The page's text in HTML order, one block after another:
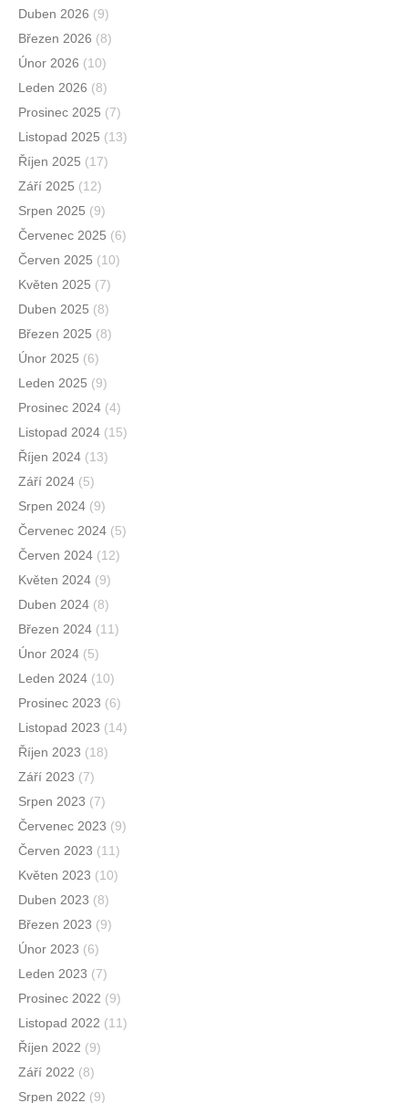
Duben 2026 (9)
Březen 2026 (8)
Únor 2026 (10)
Leden 2026 (8)
Prosinec 2025 (7)
Listopad 2025 (13)
Říjen 2025 (17)
Září 2025 (12)
Srpen 2025 (9)
Červenec 2025 (6)
Červen 2025 (10)
Květen 2025 (7)
Duben 2025 (8)
Březen 2025 (8)
Únor 2025 (6)
Leden 2025 (9)
Prosinec 2024 (4)
Listopad 2024 (15)
Říjen 2024 (13)
Září 2024 (5)
Srpen 2024 (9)
Červenec 2024 (5)
Červen 2024 (12)
Květen 2024 (9)
Duben 2024 (8)
Březen 2024 (11)
Únor 2024 (5)
Leden 2024 (10)
Prosinec 2023 (6)
Listopad 2023 (14)
Říjen 2023 (18)
Září 2023 (7)
Srpen 2023 (7)
Červenec 2023 (9)
Červen 2023 (11)
Květen 2023 (10)
Duben 2023 (8)
Březen 2023 (9)
Únor 2023 (6)
Leden 2023 (7)
Prosinec 2022 (9)
Listopad 2022 (11)
Říjen 2022 (9)
Září 2022 (8)
Srpen 2022 (9)